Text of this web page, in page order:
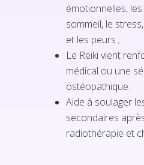
émotionnelles,
sommeil, le
et les peurs ;
Le Reiki vient
médical ou une
ostéopathique.
Aide à soulager
secondaires
radiothérapie et